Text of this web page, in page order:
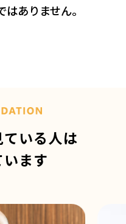
ありません。
いる人は
ます